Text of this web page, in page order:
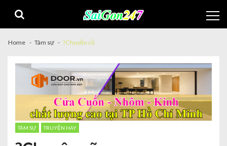
Home Tâm sự ?Chuyện cũ
TÂM SỰ TRUYỆN HAY